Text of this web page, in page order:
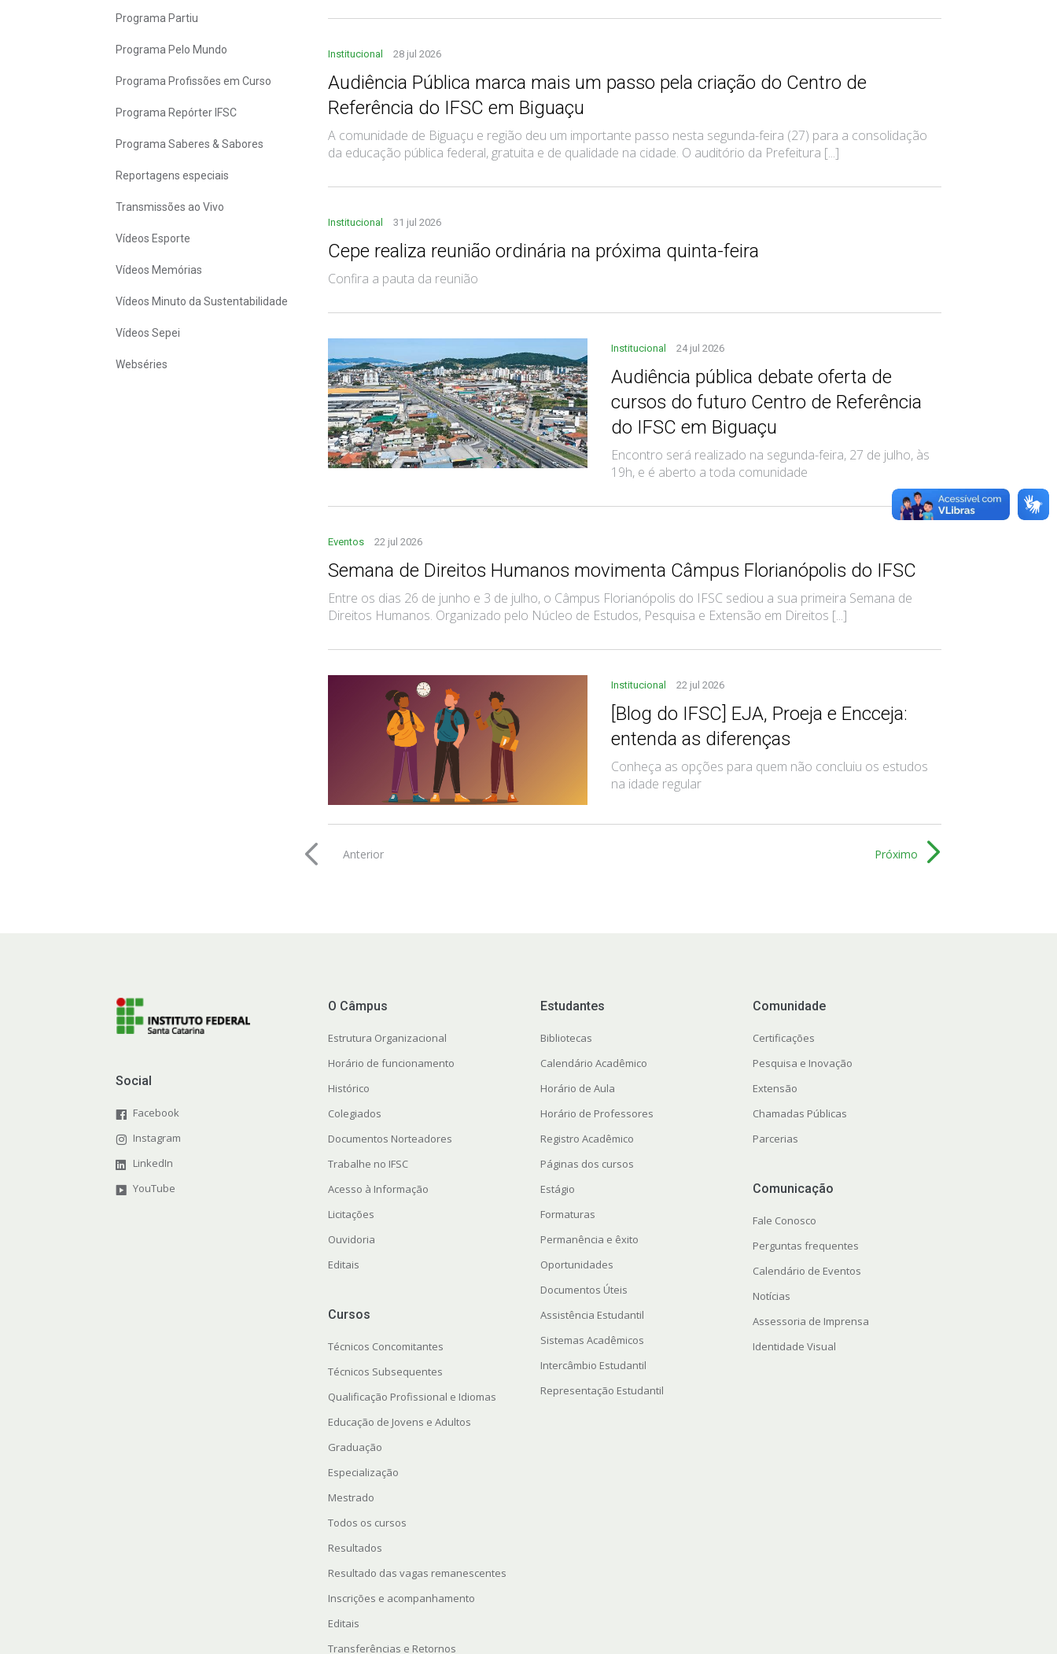
Programa Partiu
Programa Pelo Mundo
Programa Profissões em Curso
Programa Repórter IFSC
Programa Saberes & Sabores
Reportagens especiais
Transmissões ao Vivo
Vídeos Esporte
Vídeos Memórias
Vídeos Minuto da Sustentabilidade
Vídeos Sepei
Webséries
Institucional 28 jul 2026
Audiência Pública marca mais um passo pela criação do Centro de
Referência do IFSC em Biguaçu
A comunidade de Biguaçu e região deu um importante passo nesta segunda-feira (27) para a consolidação
da educação pública federal, gratuita e de qualidade na cidade. O auditório da Prefeitura [...]
Institucional 31 jul 2026
Cepe realiza reunião ordinária na próxima quinta-feira
Confira a pauta da reunião
Institucional 24 jul 2026
Audiência pública debate oferta de
cursos do futuro Centro de Referência
do IFSC em Biguaçu
Encontro será realizado na segunda-feira, 27 de julho, às
19h, e é aberto a toda comunidade
Eventos 22 jul 2026
Semana de Direitos Humanos movimenta Câmpus Florianópolis do IFSC
Entre os dias 26 de junho e 3 de julho, o Câmpus Florianópolis do IFSC sediou a sua primeira Semana de
Direitos Humanos. Organizado pelo Núcleo de Estudos, Pesquisa e Extensão em Direitos [...]
Institucional 22 jul 2026
[Blog do IFSC] EJA, Proeja e Encceja:
entenda as diferenças
Conheça as opções para quem não concluiu os estudos
na idade regular
Anterior Próximo
Social
Facebook
Instagram
LinkedIn
YouTube
O Câmpus
Estrutura Organizacional
Horário de funcionamento
Histórico
Colegiados
Documentos Norteadores
Trabalhe no IFSC
Acesso à Informação
Licitações
Ouvidoria
Editais
Cursos
Técnicos Concomitantes
Técnicos Subsequentes
Qualificação Profissional e Idiomas
Educação de Jovens e Adultos
Graduação
Especialização
Mestrado
Todos os cursos
Resultados
Resultado das vagas remanescentes
Inscrições e acompanhamento
Editais
Transferências e Retornos
Estudantes
Bibliotecas
Calendário Acadêmico
Horário de Aula
Horário de Professores
Registro Acadêmico
Páginas dos cursos
Estágio
Formaturas
Permanência e êxito
Oportunidades
Documentos Úteis
Assistência Estudantil
Sistemas Acadêmicos
Intercâmbio Estudantil
Representação Estudantil
Comunidade
Certificações
Pesquisa e Inovação
Extensão
Chamadas Públicas
Parcerias
Comunicação
Fale Conosco
Perguntas frequentes
Calendário de Eventos
Notícias
Assessoria de Imprensa
Identidade Visual